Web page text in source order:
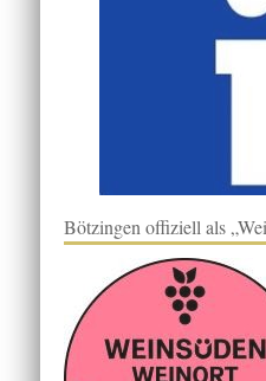
Bötzingen offiziell als